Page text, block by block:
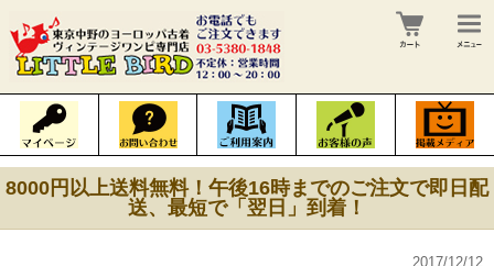
8000円以上送料無料！午後16時までのご注文で即日配
送、最短で「翌日」到着！
2017/12/12